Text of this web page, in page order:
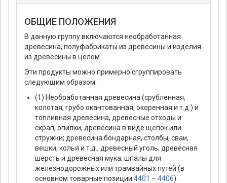
ОБЩИЕ ПОЛОЖЕНИЯ
В данную группу включаются необработанная
древесина, полуфабрикаты из древесины и изделия
из древесины в целом.
Эти продукты можно примерно сгруппировать
следующим образом:
(1) Необработанная древесина (срубленная,
колотая, грубо окантованная, окоренная и т.д.) и
топливная древесина, древесные отходы и
скрап, опилки, древесина в виде щепок или
стружки; древесина бондарная, столбы, сваи,
вешки, колья и т.д.; древесный уголь; древесная
шерсть и древесная мука; шпалы для
железнодорожных или трамвайных путей (в
основном товарные позиции 4401 – 4406).